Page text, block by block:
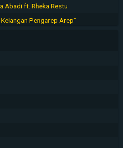
Abadi ft. Rheka Restu
Pengarep Arep"